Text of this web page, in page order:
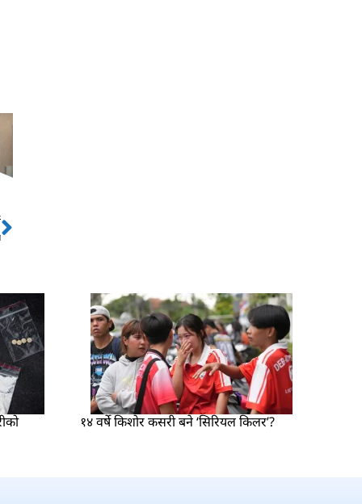
Next
१४ वर्षे किशोर कसरी बने ‘सिरियल किलर’?